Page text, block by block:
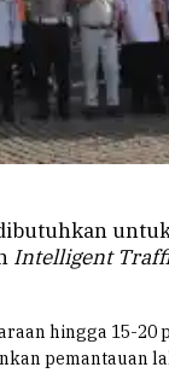
Intelligent
hingga 15-